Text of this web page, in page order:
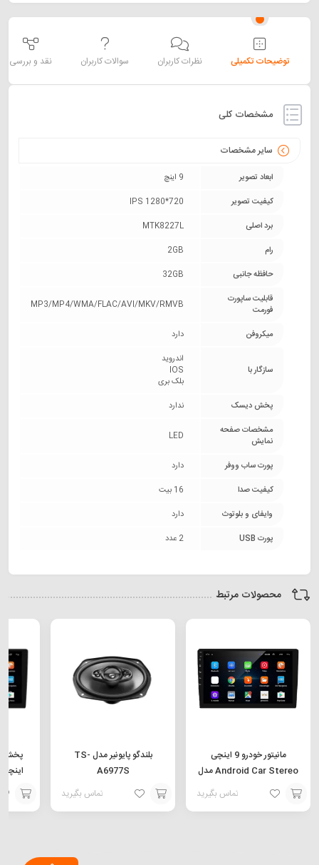
توضیحات تکمیلی نظرات کاربران سوالات کاربران نقد و بررسی
مشخصات کلی
سایر مشخصات
ابعاد تصویر
9 اینچ
کیفیت تصویر
IPS 1280*720
برد اصلی
MTK8227L
رام
2GB
حافظه جانبی
32GB
قابلیت ساپورت
فورمت
MP3/MP4/WMA/FLAC/AVI/MKV/RMVB
میکروفن دارد
سازگار با
اندروید
IOS
بلک بری
پخش دیسک
ندارد
مشخصات صفحه
نمایش
LED
پورت ساب ووفر
دارد
کیفیت صدا
16 بیت
وایفای و بلوتوث
دارد
پورت USB
2 عدد
محصولات مرتبط
مانیتور خودرو 9 اینچی
Android Car Stereo مدل
تماس بگیرید
افزودن
بلندگو پایونیر مدل TS-
A6977S
تماس بگیرید
افزودن
افزودن
سبد